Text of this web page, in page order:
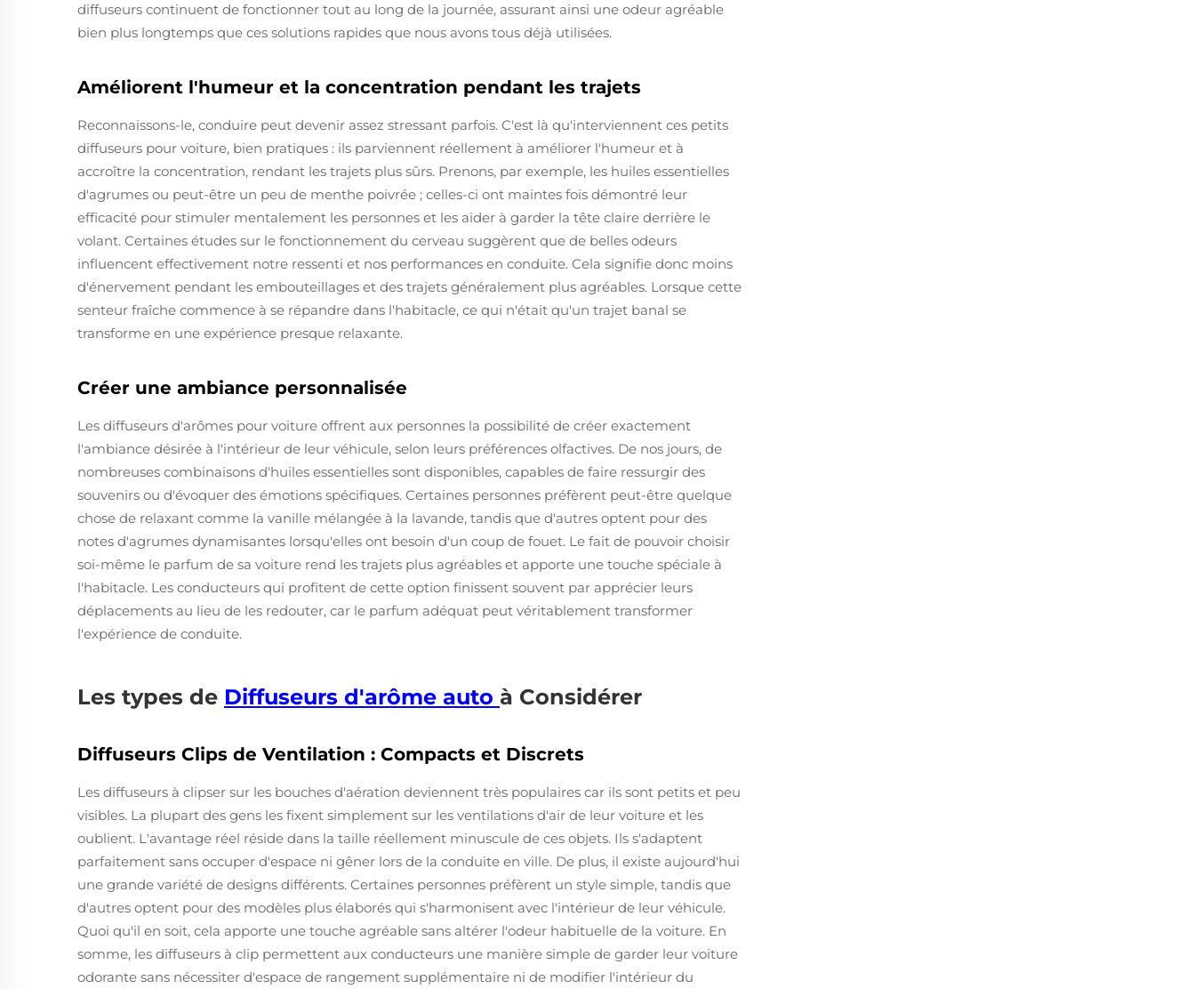
diffuseurs continuent de fonctionner tout au long de la journée, assurant ainsi une odeur agréable
bien plus longtemps que ces solutions rapides que nous avons tous déjà utilisées.
Améliorent l'humeur et la concentration pendant les trajets
Reconnaissons-le, conduire peut devenir assez stressant parfois. C'est là qu'interviennent ces petits
diffuseurs pour voiture, bien pratiques : ils parviennent réellement à améliorer l'humeur et à
accroître la concentration, rendant les trajets plus sûrs. Prenons, par exemple, les huiles essentielles
d'agrumes ou peut-être un peu de menthe poivrée ; celles-ci ont maintes fois démontré leur
efficacité pour stimuler mentalement les personnes et les aider à garder la tête claire derrière le
volant. Certaines études sur le fonctionnement du cerveau suggèrent que de belles odeurs
influencent effectivement notre ressenti et nos performances en conduite. Cela signifie donc moins
d'énervement pendant les embouteillages et des trajets généralement plus agréables. Lorsque cette
senteur fraîche commence à se répandre dans l'habitacle, ce qui n'était qu'un trajet banal se
transforme en une expérience presque relaxante.
Créer une ambiance personnalisée
Les diffuseurs d'arômes pour voiture offrent aux personnes la possibilité de créer exactement
l'ambiance désirée à l'intérieur de leur véhicule, selon leurs préférences olfactives. De nos jours, de
nombreuses combinaisons d'huiles essentielles sont disponibles, capables de faire ressurgir des
souvenirs ou d'évoquer des émotions spécifiques. Certaines personnes préfèrent peut-être quelque
chose de relaxant comme la vanille mélangée à la lavande, tandis que d'autres optent pour des
notes d'agrumes dynamisantes lorsqu'elles ont besoin d'un coup de fouet. Le fait de pouvoir choisir
soi-même le parfum de sa voiture rend les trajets plus agréables et apporte une touche spéciale à
l'habitacle. Les conducteurs qui profitent de cette option finissent souvent par apprécier leurs
déplacements au lieu de les redouter, car le parfum adéquat peut véritablement transformer
l'expérience de conduite.
Les types de Diffuseurs d'arôme auto à Considérer
Diffuseurs Clips de Ventilation : Compacts et Discrets
Les diffuseurs à clipser sur les bouches d'aération deviennent très populaires car ils sont petits et peu
visibles. La plupart des gens les fixent simplement sur les ventilations d'air de leur voiture et les
oublient. L'avantage réel réside dans la taille réellement minuscule de ces objets. Ils s'adaptent
parfaitement sans occuper d'espace ni gêner lors de la conduite en ville. De plus, il existe aujourd'hui
une grande variété de designs différents. Certaines personnes préfèrent un style simple, tandis que
d'autres optent pour des modèles plus élaborés qui s'harmonisent avec l'intérieur de leur véhicule.
Quoi qu'il en soit, cela apporte une touche agréable sans altérer l'odeur habituelle de la voiture. En
somme, les diffuseurs à clip permettent aux conducteurs une manière simple de garder leur voiture
odorante sans nécessiter d'espace de rangement supplémentaire ni de modifier l'intérieur du